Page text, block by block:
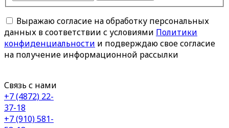
Выражаю согласие на обработку персональных
данных в соответствии с условиями Политики
конфиденциальности и подверждаю свое согласие
на получение информационной рассылки
Связь с нами
+7 (4872) 22-
37-18
+7 (910) 581-